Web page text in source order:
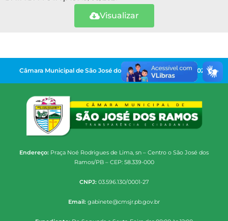
Visualizar
Câmara Municipal de São José dos Ramos | Gestão 2025-2028
Endereço: Praça Noé Rodrigues de Lima, sn – Centro o São José dos
Ramos/PB – CEP: 58.339-000
CNPJ: 03.596.130/0001-27
Email: gabinete@cmsjr.pb.gov.br